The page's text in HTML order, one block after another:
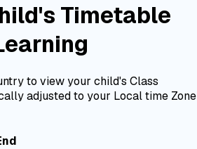
Timetable
to view your child's Class
adjusted to your Local time Zone